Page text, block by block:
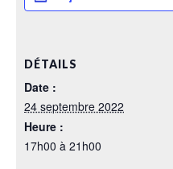
DÉTAILS
Date :
24 septembre 2022
Heure :
17h00 à 21h00